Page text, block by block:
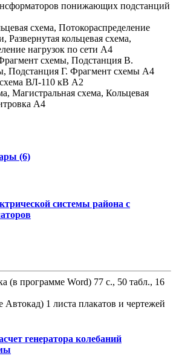
понижающих подстанций
схема, Потокораспределение
Развернутая кольцевая схема,
нагрузок по сети А4
схемы, Подстанция В.
Подстанция Г. Фрагмент схемы А4
ВЛ-110 кВ А2
Магистральная схема, Кольцевая
А4
(6)
системы района с
(в программе Word) 77 с., 50 табл., 16
1 листа плакатов и чертежей
генератора колебаний